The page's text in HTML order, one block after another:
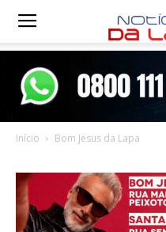
Notícias
Início Bom Jesus da Lapa